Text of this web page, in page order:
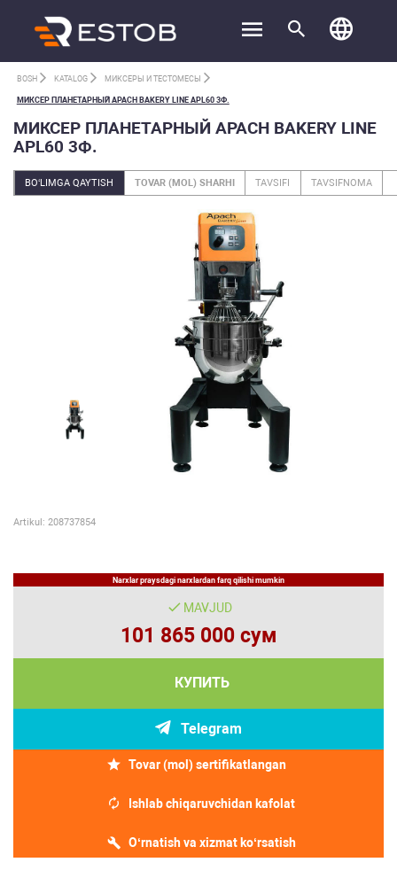
BOSH KATALOG МИКСЕРЫ И ТЕСТОМЕСЫ
МИКСЕР ПЛАНЕТАРНЫЙ APACH BAKERY LINE APL60 3Ф.
МИКСЕР ПЛАНЕТАРНЫЙ APACH BAKERY LINE
APL60 3Ф.
BO‘LIMGA QAYTISH TOVAR (MOL) SHARHI TAVSIFI TAVSIFNOMA
Artikul: 208737854
Narxlar praysdagi narxlardan farq qilishi mumkin
MAVJUD
101 865 000 сум
КУПИТЬ
Telegram
Tovar (mol) sertifikatlangan
Ishlab chiqaruvchidan kafolat
O‘rnatish va xizmat ko‘rsatish